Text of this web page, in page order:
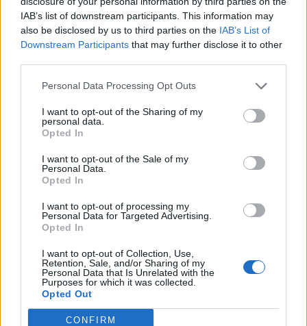
IAB’s list of downstream participants. This information may
also be disclosed by us to third parties on the IAB’s List of
Downstream Participants that may further disclose it to other
Personal Data Processing Opt Outs
I want to opt-out of the Sharing of my
personal data.
Opted In
I want to opt-out of the Sale of my
Personal Data.
Opted In
I want to opt-out of processing my
Personal Data for Targeted Advertising.
Opted In
I want to opt-out of Collection, Use,
Retention, Sale, and/or Sharing of my
Personal Data that Is Unrelated with the
Purposes for which it was collected.
Opted Out
CONFIRM
възобновяема енергия в САЩ
07.08.2026 / 18:00